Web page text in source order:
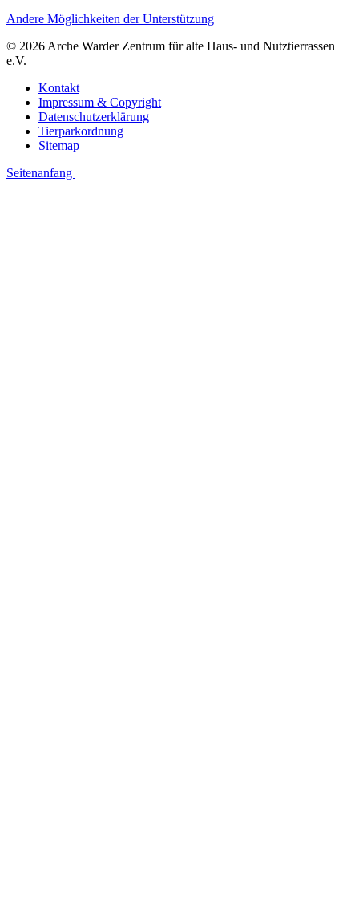
Andere Möglichkeiten der Unterstützung
© 2026 Arche Warder Zentrum für alte Haus- und Nutztierrassen
e.V.
Kontakt
Impressum & Copyright
Datenschutzerklärung
Tierparkordnung
Sitemap
Seitenanfang